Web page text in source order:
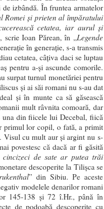
izbândă. În fruntea armatelor
Romei şi prieten al împăratului
cetatea, iar aurul şi
scrie Ioan Părean, în „Legende
în generaţie, s-a transmis
cetatea, câţiva daci se luptau
pentru a-şi ascunde comorile.
surpat turnul monetăriei pentru
şi ai săi romani nu s-au dat
şi în munte ca să găsească
mult râvnita comoară, dar
din fiicele lui Decebal, fiică
primul lor copil, o fată, a primit
Visul cu mult aur şi argint nu s-
povestesc că dacă ar fi găsită
de sate ar putea trăi
descoperite la Tilişca se
” din Sibiu. Pe aceste
modelele denarilor romani
145-138 şi 72 î.Hr., până în
de podoabă descoperite cu